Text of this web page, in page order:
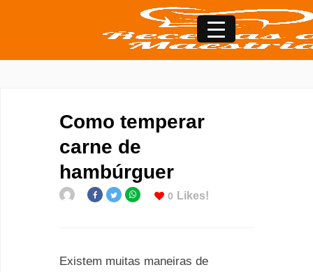
Como temperar
carne de
hambúrguer
0 Likes!
Existem muitas maneiras de